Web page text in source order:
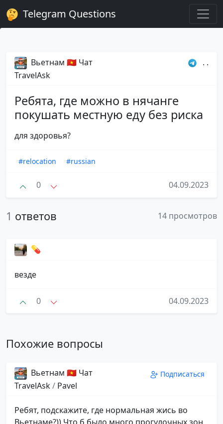
Telegram Questions
Вьетнам 🇻🇳 Чат
TravelAsk
. .
Ребята, где можно в нячанге
покушать местную еду без риска
для здоровья?
#relocation #russian
0 04.09.2023
1 ответов 14 просмотров
💊
везде
0 04.09.2023
Похожие вопросы
Вьетнам 🇻🇳 Чат
TravelAsk/ Pavel
Подписаться
Ребят, подскажите, где нормальная жись во